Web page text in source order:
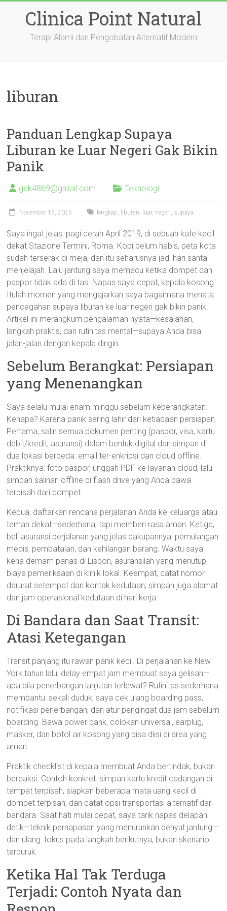
contentClinica Point Natural
Terapi Alami dan Pengobatan Alternatif Modern
liburan
Panduan Lengkap Supaya
Liburan ke Luar Negeri Gak Bikin
Panik
gek4869@gmail.com Teknologi
November 17, 2025 lengkap, liburan, luar, negeri, supaya
Saya ingat jelas: pagi cerah April 2019, di sebuah kafe kecil
dekat Stazione Termini, Roma. Kopi belum habis, peta kota
sudah terserak di meja, dan itu seharusnya jadi hari santai
menjelajah. Lalu jantung saya memacu ketika dompet dan
paspor tidak ada di tas. Napas saya cepat, kepala kosong.
Itulah momen yang mengajarkan saya bagaimana menata
pencegahan supaya liburan ke luar negeri gak bikin panik.
Artikel ini merangkum pengalaman nyata—kesalahan,
langkah praktis, dan rutinitas mental—supaya Anda bisa
jalan-jalan dengan kepala dingin.
Sebelum Berangkat: Persiapan
yang Menenangkan
Saya selalu mulai enam minggu sebelum keberangkatan.
Kenapa? Karena panik sering lahir dari ketiadaan persiapan.
Pertama, salin semua dokumen penting (paspor, visa, kartu
debit/kredit, asuransi) dalam bentuk digital dan simpan di
dua lokasi berbeda: email ter-enkripsi dan cloud offline.
Praktiknya: foto paspor, unggah PDF ke layanan cloud, lalu
simpan salinan offline di flash drive yang Anda bawa
terpisah dari dompet.
Kedua, daftarkan rencana perjalanan Anda ke keluarga atau
teman dekat—sederhana, tapi memberi rasa aman. Ketiga,
beli asuransi perjalanan yang jelas cakupannya: pemulangan
medis, pembatalan, dan kehilangan barang. Waktu saya
kena demam panas di Lisbon, asuransilah yang menutup
biaya pemeriksaan di klinik lokal. Keempat, catat nomor
darurat setempat dan kontak kedutaan; simpan juga alamat
dan jam operasional kedutaan di hari kerja.
Di Bandara dan Saat Transit:
Atasi Ketegangan
Transit panjang itu rawan panik kecil. Di perjalanan ke New
York tahun lalu, delay empat jam membuat saya gelisah—
apa bila penerbangan lanjutan terlewat? Rutinitas sederhana
membantu: sekali duduk, saya cek ulang boarding pass,
notifikasi penerbangan, dan atur pengingat dua jam sebelum
boarding. Bawa power bank, colokan universal, earplug,
masker, dan botol air kosong yang bisa diisi di area yang
aman.
Praktik checklist di kepala membuat Anda bertindak, bukan
bereaksi. Contoh konkret: simpan kartu kredit cadangan di
tempat terpisah, siapkan beberapa mata uang kecil di
dompet terpisah, dan catat opsi transportasi alternatif dari
bandara. Saat hati mulai cepat, saya tarik napas delapan
detik—teknik pernapasan yang menurunkan denyut jantung—
dan ulang: fokus pada langkah berikutnya, bukan skenario
terburuk.
Ketika Hal Tak Terduga
Terjadi: Contoh Nyata dan